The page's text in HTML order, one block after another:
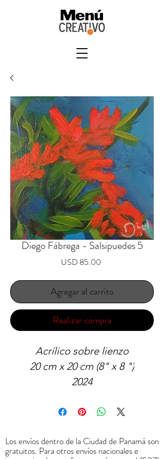
Diego Fábrega - Salsipuedes 5
USD 85.00Precio
Agregar al carrito
Realizar compra
Acrílico sobre lienzo
20 cm x 20 cm (8" x 8 ")
2024
Los envíos dentro de la Ciudad de Panamá son
gratuitos. Para otros envíos nacionales e